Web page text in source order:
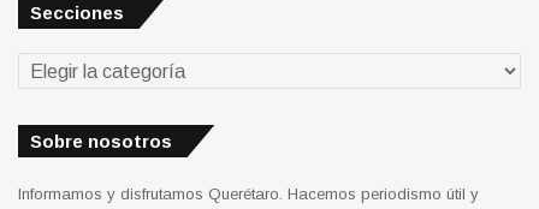
Secciones
Secciones
Sobre nosotros
Informamos y disfrutamos Querétaro. Hacemos periodismo útil y